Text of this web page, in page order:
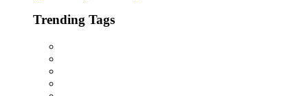
Trending Tags